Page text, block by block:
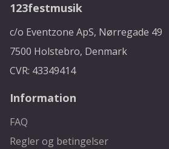
123festmusik
c/o Eventzone ApS, Nørregade 49
7500 Holstebro, Denmark
CVR: 43349414
Information
FAQ
Regler og betingelser